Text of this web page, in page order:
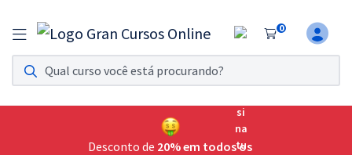
0
Assinatura Ilimitada 11
Acesso a todos os cursos. Teste grátis por 7 dias!
Assinatura OAB Até Passar
Acesso ilimitado a toda preparação para o Exame da
Desconto de 20% em todos os